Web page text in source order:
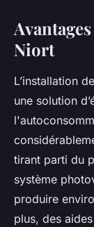
Niort
L’installation
une solution
tirant parti du
système
produire
plus, des